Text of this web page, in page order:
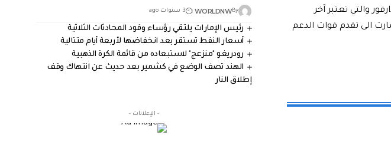
والتي تعتبر آخر
الى تقدم قوات الدعم
By
WORLDNW 3 سنوات ago
رئيس الإمارات يلتقي رؤساء وفود المحادثات الثلاثية
أسعار النفط تستقر بعد انخفاضها لأربعة أيام متتالية
رودريغو "منزعج" لاستبعاده من قائمة الكرة الذهبية
الهند تصف الوضع في كشمير بعد حديث عن انتهاك وقف
إطلاق النار
- الإعلانات -